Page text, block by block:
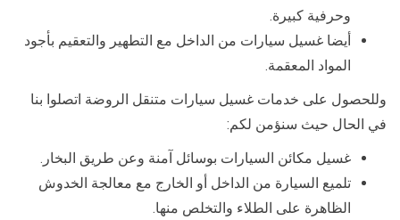
وحرفية كبيرة.
أيضا غسيل سيارات من الداخل مع التطهير والتعقيم بأجود
المواد المعقمة.
وللحصول على خدمات غسيل سيارات متنقل الروضة اتصلوا بنا
في الحال حيث سنؤمن لكم:
غسيل مكائن السيارات بوسائل آمنة وعن طريق البخار.
تلميع السيارة من الداخل أو الخارج مع معالجة الخدوش
الظاهرة على الطلاء والتخلص منها.